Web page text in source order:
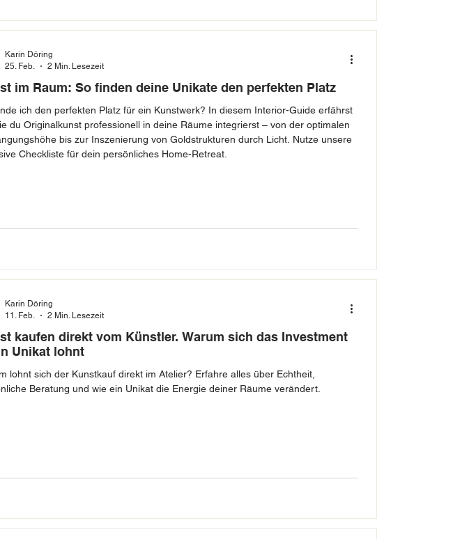
im Raum: So finden deine Unikate den perfekten Platz
ich den perfekten Platz für ein Kunstwerk? In diesem Interior-Guide erfährst
du Originalkunst professionell in deine Räume integrierst – von der optimalen
bis zur Inszenierung von Goldstrukturen durch Licht. Nutze unsere
Checkliste für dein persönliches Home-Retreat.
Karin Döring
25. Feb.
2 Min. Lesezeit
kaufen direkt vom Künstler. Warum sich das Investment
Unikat lohnt
lohnt sich der Kunstkauf direkt im Atelier? Erfahre alles über Echtheit,
Beratung und wie ein Unikat die Energie deiner Räume verändert.
Karin Döring
11. Feb.
2 Min. Lesezeit